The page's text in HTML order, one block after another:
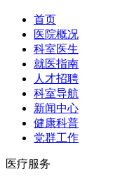
首页
医院概况
科室医生
就医指南
人才招聘
科室导航
新闻中心
健康科普
党群工作
医疗服务